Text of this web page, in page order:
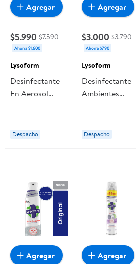
$5.990 $7.590
Ahorra $1.600
Lysoform
Desinfectante
En Aerosol
Despacho
Agregar
$3.000 $3.790
Ahorra $790
Lysoform
Desinfectante
Ambientes
Original Lata
360 ml Lysoform
Despacho
Agregar
Agregar Agregar